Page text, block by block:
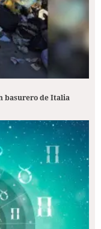
basurero de Italia